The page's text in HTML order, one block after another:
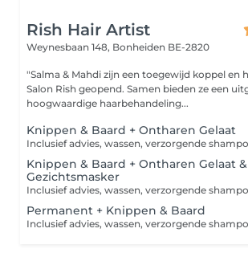
Rish Hair Artist
Weynesbaan 148, Bonheiden BE-2820
"Salma & Mahdi zijn een toegewijd koppel en
Salon Rish geopend. Samen bieden ze een
hoogwaardige haarbehandeling...
Knippen & Baard + Ontharen Gelaat
Knippen & Baard + Ontharen Gelaat &
Gezichtsmasker
Permanent + Knippen & Baard